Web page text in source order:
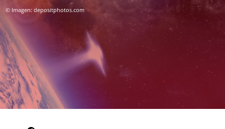
© Imagen: depositphotos.com